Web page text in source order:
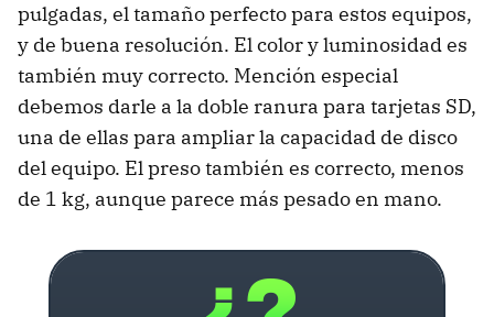
pulgadas, el tamaño perfecto para estos equipos,
y de buena resolución. El color y luminosidad es
también muy correcto. Mención especial
debemos darle a la doble ranura para tarjetas SD,
una de ellas para ampliar la capacidad de disco
del equipo. El preso también es correcto, menos
de 1 kg, aunque parece más pesado en mano.